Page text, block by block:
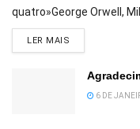
quatro»George Orwell,
LER MAIS
6 DE